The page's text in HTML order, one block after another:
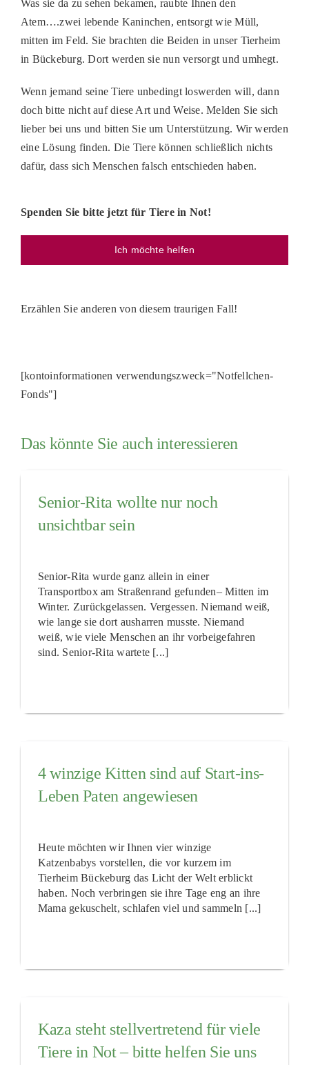
Was sie da zu sehen bekamen, raubte Ihnen den
Atem….zwei lebende Kaninchen, entsorgt wie Müll,
mitten im Feld. Sie brachten die Beiden in unser Tierheim
in Bückeburg. Dort werden sie nun versorgt und umhegt.
Wenn jemand seine Tiere unbedingt loswerden will, dann
doch bitte nicht auf diese Art und Weise. Melden Sie sich
lieber bei uns und bitten Sie um Unterstützung. Wir werden
eine Lösung finden. Die Tiere können schließlich nichts
dafür, dass sich Menschen falsch entschieden haben.
Spenden Sie bitte jetzt für Tiere in Not!
Ich möchte helfen
Erzählen Sie anderen von diesem traurigen Fall!
[kontoinformationen verwendungszweck="Notfellchen-
Fonds"]
Das könnte Sie auch interessieren
Senior-Rita wollte nur noch
unsichtbar sein
Senior-Rita wurde ganz allein in einer
Transportbox am Straßenrand gefunden– Mitten im
Winter. Zurückgelassen. Vergessen. Niemand weiß,
wie lange sie dort ausharren musste. Niemand
weiß, wie viele Menschen an ihr vorbeigefahren
sind. Senior-Rita wartete [...]
4 winzige Kitten sind auf Start-ins-
Leben Paten angewiesen
Heute möchten wir Ihnen vier winzige
Katzenbabys vorstellen, die vor kurzem im
Tierheim Bückeburg das Licht der Welt erblickt
haben. Noch verbringen sie ihre Tage eng an ihre
Mama gekuschelt, schlafen viel und sammeln [...]
Kaza steht stellvertretend für viele
Tiere in Not – bitte helfen Sie uns